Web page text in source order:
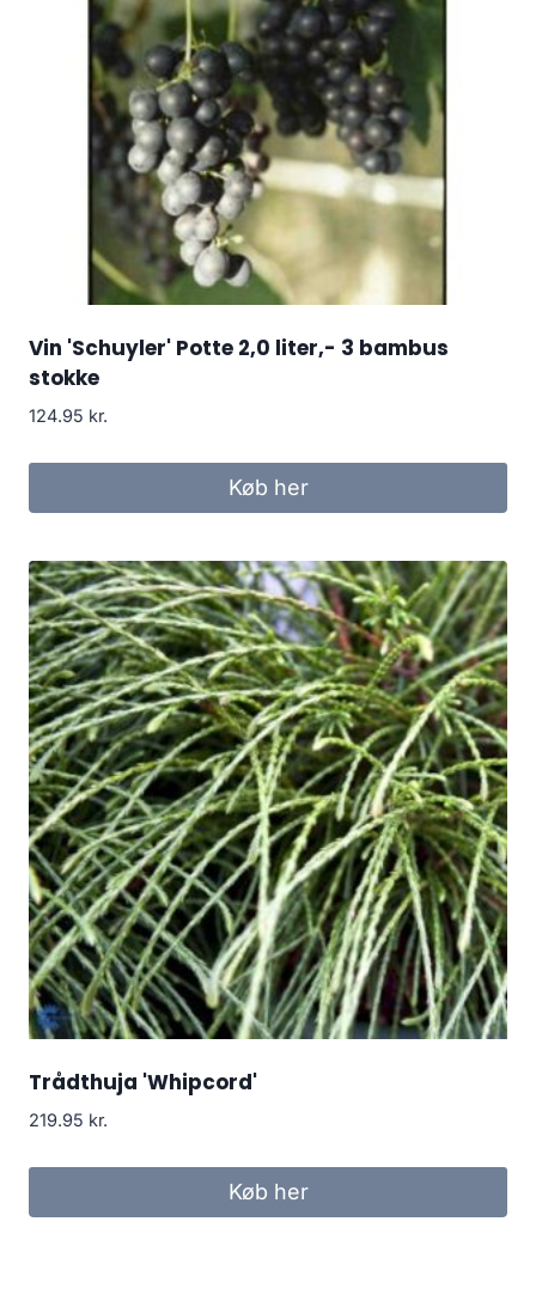
Vin 'Schuyler' Potte 2,0 liter,- 3 bambus
stokke
124.95 kr.
Køb her
Trådthuja 'Whipcord'
219.95 kr.
Køb her